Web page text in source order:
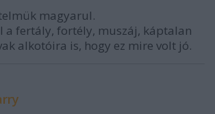
magyarul.
a fertály, fortély, muszáj, káptalan
alkotóira is, hogy ez mire volt jó.